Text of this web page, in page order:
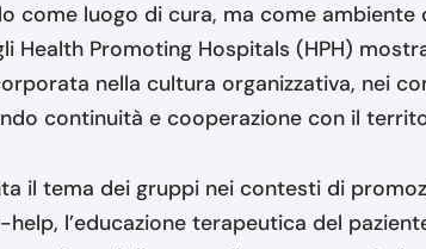
come luogo di cura, ma come ambiente
Health Promoting Hospitals (HPH)
nella cultura organizzativa, nei
continuità e cooperazione con il
il tema dei gruppi nei contesti di
l’educazione terapeutica del